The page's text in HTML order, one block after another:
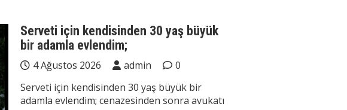
Serveti için kendisinden 30 yaş büyük
bir adamla evlendim;
4 Ağustos 2026 admin
0
Serveti için kendisinden 30 yaş büyük bir
adamla evlendim; cenazesinden sonra avukatı